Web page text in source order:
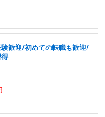
歓迎/初めての転職も歓迎/